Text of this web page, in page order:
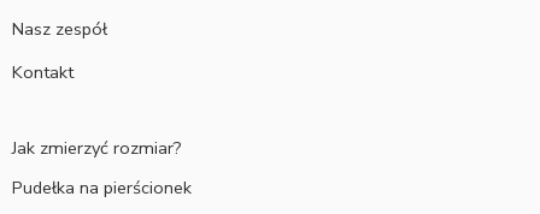
Nasz zespół
Kontakt
Jak zmierzyć rozmiar?
Pudełka na pierścionek